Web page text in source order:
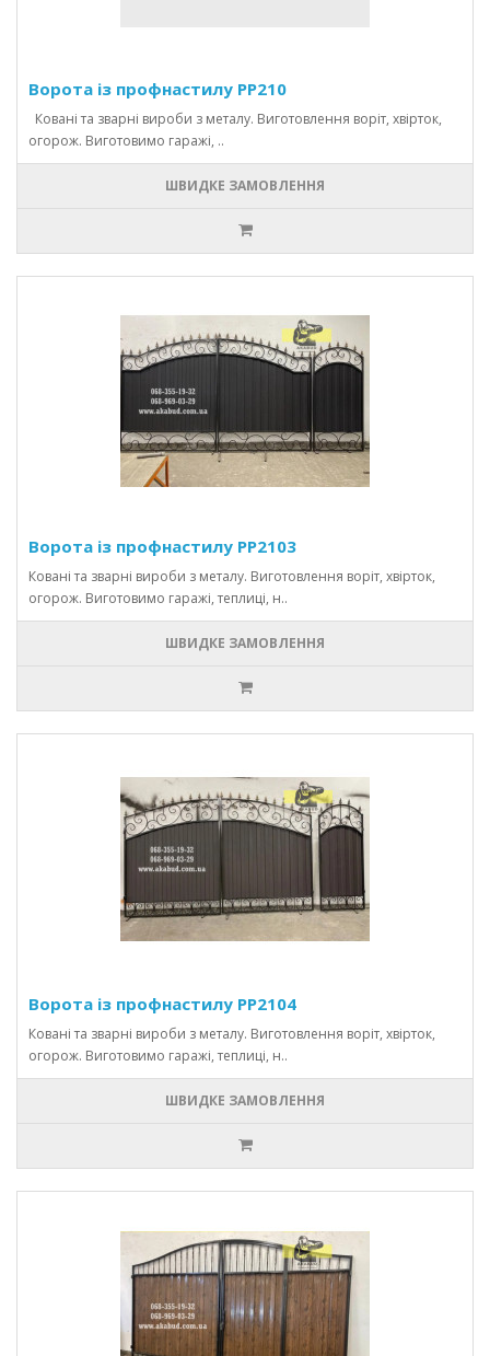
Ворота із профнастилу PP210
Ковані та зварні вироби з металу. Виготовлення воріт, хвірток,
огорож. Виготовимо гаражі, ..
ШВИДКЕ ЗАМОВЛЕННЯ
Ворота із профнастилу PP2103
Ковані та зварні вироби з металу. Виготовлення воріт, хвірток,
огорож. Виготовимо гаражі, теплиці, н..
ШВИДКЕ ЗАМОВЛЕННЯ
Ворота із профнастилу PP2104
Ковані та зварні вироби з металу. Виготовлення воріт, хвірток,
огорож. Виготовимо гаражі, теплиці, н..
ШВИДКЕ ЗАМОВЛЕННЯ